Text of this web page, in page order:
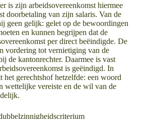
is zijn arbeidsovereenkomst hiermee
doorbetaling van zijn salaris. Van de
geen gelijk: gelet op de bewoordingen
en kunnen begrijpen dat de
per direct beëindigde. De
vordering tot vernietiging van de
de kantonrechter. Daarmee is vast
is geëindigd. In
het gerechtshof hetzelfde: een woord
wettelijke vereiste en de wil van de